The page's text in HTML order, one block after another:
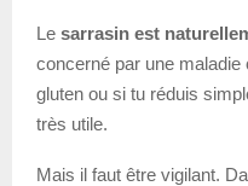
Le sarrasin est
concerné par une
gluten ou si tu réduis
très utile.
Mais il faut être vigilant.